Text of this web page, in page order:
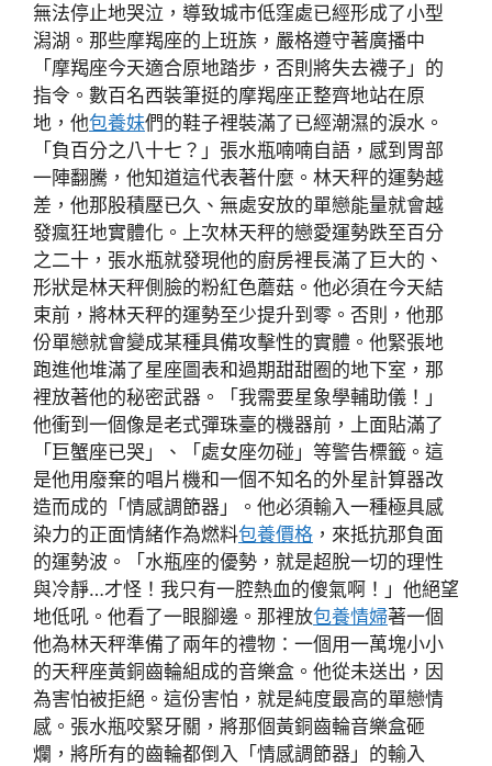
無法停止地哭泣，導致城市低窪處已經形成了小型
潟湖。那些摩羯座的上班族，嚴格遵守著廣播中
「摩羯座今天適合原地踏步，否則將失去襪子」的
指令。數百名西裝筆挺的摩羯座正整齊地站在原
地，他包養妹們的鞋子裡裝滿了已經潮濕的淚水。
「負百分之八十七？」張水瓶喃喃自語，感到胃部
一陣翻騰，他知道這代表著什麼。林天秤的運勢越
差，他那股積壓已久、無處安放的單戀能量就會越
發瘋狂地實體化。上次林天秤的戀愛運勢跌至百分
之二十，張水瓶就發現他的廚房裡長滿了巨大的、
形狀是林天秤側臉的粉紅色蘑菇。他必須在今天結
束前，將林天秤的運勢至少提升到零。否則，他那
份單戀就會變成某種具備攻擊性的實體。他緊張地
跑進他堆滿了星座圖表和過期甜甜圈的地下室，那
裡放著他的秘密武器。「我需要星象學輔助儀！」
他衝到一個像是老式彈珠臺的機器前，上面貼滿了
「巨蟹座已哭」、「處女座勿碰」等警告標籤。這
是他用廢棄的唱片機和一個不知名的外星計算器改
造而成的「情感調節器」。他必須輸入一種極具感
染力的正面情緒作為燃料包養價格 ，來抵抗那負面
的運勢波。「水瓶座的優勢，就是超脫一切的理性
與冷靜…才怪！我只有一腔熱血的傻氣啊！」他絕望
地低吼。他看了一眼腳邊。那裡放包養情婦著一個
他為林天秤準備了兩年的禮物：一個用一萬塊小小
的天秤座黃銅齒輪組成的音樂盒。他從未送出，因
為害怕被拒絕。這份害怕，就是純度最高的單戀情
感。張水瓶咬緊牙關，將那個黃銅齒輪音樂盒砸
爛，將所有的齒輪都倒入「情感調節器」的輸入